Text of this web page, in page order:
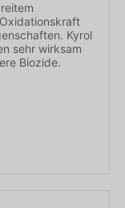
Kyrol
sehr wirksam
Biozide.